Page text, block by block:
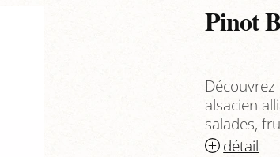
Pinot
alsacien
salades,
détail